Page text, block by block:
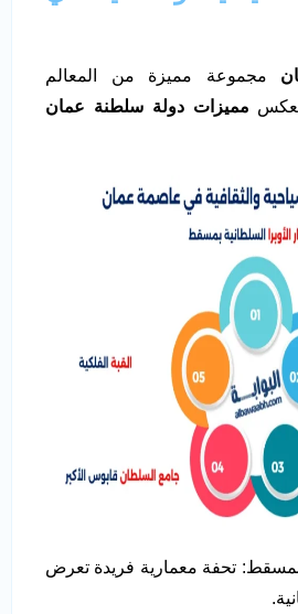
مجموعة مميزة من المعالم
تعكس مميزات دولة سلطنة عمان
بمسقط: تحفة معمارية فريدة تعرض